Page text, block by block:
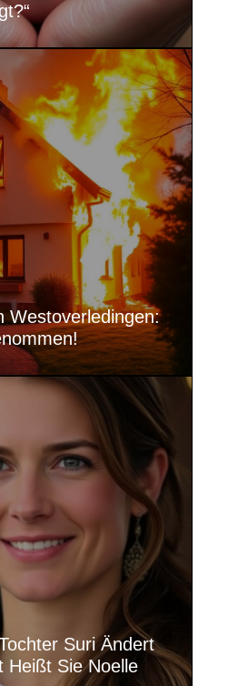
Westoverledingen:
Suri Ändert
Heißt Sie Noelle